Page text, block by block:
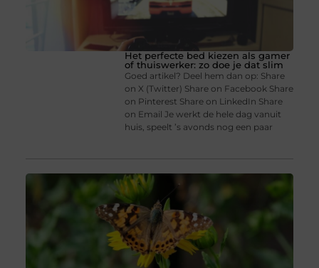
Het perfecte bed kiezen als gamer
of thuiswerker: zo doe je dat slim
Goed artikel? Deel hem dan op: Share
on X (Twitter) Share on Facebook Share
on Pinterest Share on LinkedIn Share
on Email Je werkt de hele dag vanuit
huis, speelt ’s avonds nog een paar